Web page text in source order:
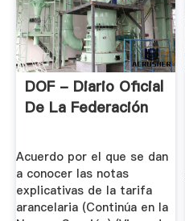
DOF - Diario Oficial
De La Federación
Acuerdo por el que se dan
a conocer las notas
explicativas de la tarifa
arancelaria (Continúa en la